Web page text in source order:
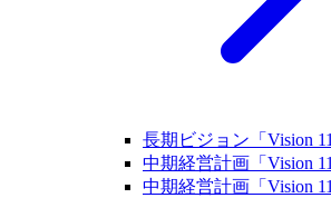
長期ビジョン「Vision
中期経営計画「Vision
中期経営計画「Vision